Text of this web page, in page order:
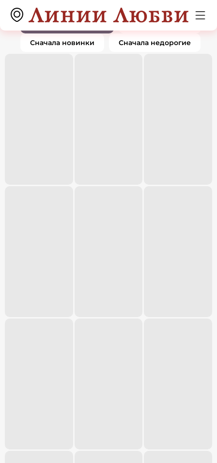
Пирсинг0 товаров
По популярности
Сначала дорогие
Сначала новинки Сначала недорогие